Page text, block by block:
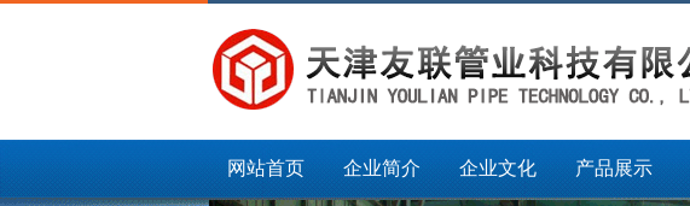
网站首页 企业简介 企业文化 产品展示